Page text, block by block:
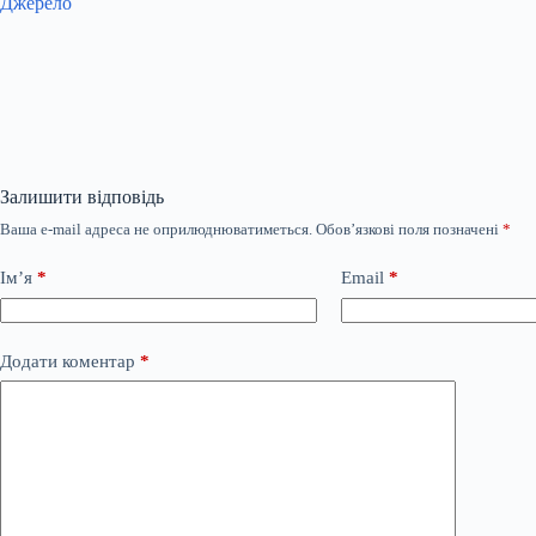
Залишити відповідь
Ваша e-mail адреса не оприлюднюватиметься. Обов’язкові поля позначені *
Ім’я * Email *
Додати коментар *